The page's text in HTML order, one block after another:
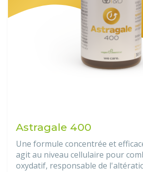
Astragale 400
Une formule concentrée et
agit au niveau cellulaire pour
oxydatif, responsable de